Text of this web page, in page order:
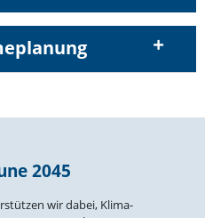
2045
wir dabei, Klima­